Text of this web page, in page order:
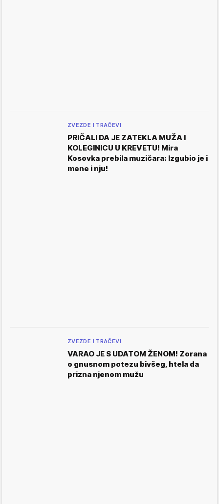
ZVEZDE I TRAČEVI
PRIČALI DA JE ZATEKLA MUŽA I
KOLEGINICU U KREVETU! Mira
Kosovka prebila muzičara: Izgubio je i
mene i nju!
ZVEZDE I TRAČEVI
VARAO JE S UDATOM ŽENOM! Zorana
o gnusnom potezu bivšeg, htela da
prizna njenom mužu